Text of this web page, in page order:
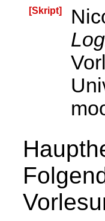
[Skript]